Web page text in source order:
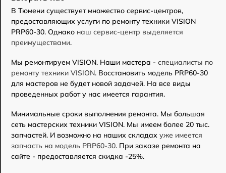
В Тюмени существует множество сервис-центров,
предоставляющих услуги по ремонту техники VISION
PRP60-30. Однако наш сервис-центр выделяется
преимуществами.
Мы ремонтируем VISION. Наши мастера - специалисты по
ремонту техники VISION. Восстановить модель PRP60-30
для мастеров не будет новой задачей. На все виды
проведенных работ у нас имеется гарантия.
Минимальные сроки выполнения ремонта. Мы большая
сеть мастерских техники VISION. Мы имеем более 20 тыс.
запчастей. И возможно на наших складах уже имеется
запчасть на модель PRP60-30. При заказе ремонта на
сайте - предоставляется скидка -25%.